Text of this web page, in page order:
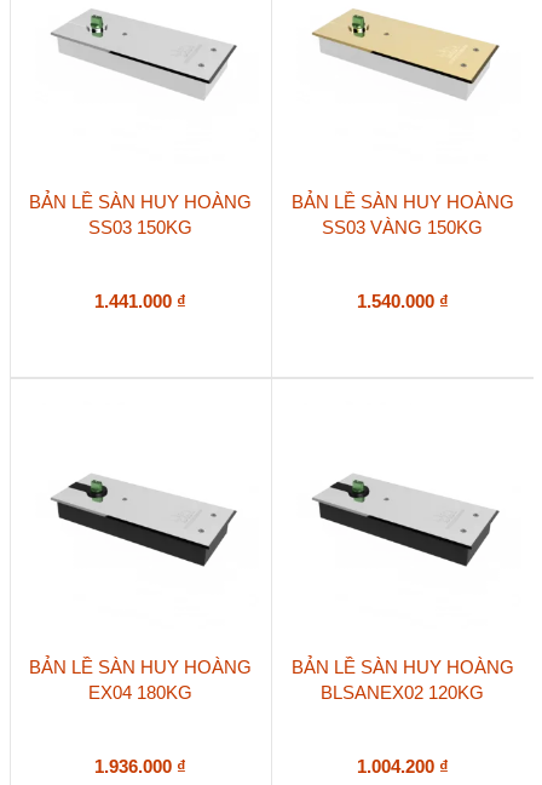
BẢN LỀ SÀN HUY HOÀNG
SS03 150KG
1.441.000 ₫
BẢN LỀ SÀN HUY HOÀNG
SS03 VÀNG 150KG
1.540.000 ₫
BẢN LỀ SÀN HUY HOÀNG
EX04 180KG
1.936.000 ₫
BẢN LỀ SÀN HUY HOÀNG
BLSANEX02 120KG
1.004.200 ₫